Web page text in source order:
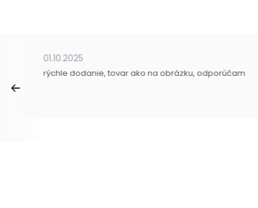
01.10.2025
rýchle dodanie, tovar ako na obrázku, odporúčam